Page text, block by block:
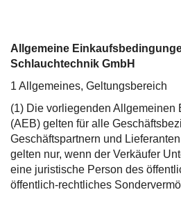
Allgemeine
Schlauchtechnik GmbH
1 Allgemeines, Geltungsbereich
(1) Die vorliegenden Allgemeinen
(AEB) gelten für alle
Geschäftspartnern und Lieferanten
gelten nur, wenn der Verkäufer
eine juristische Person des
öffentlich-rechtliches